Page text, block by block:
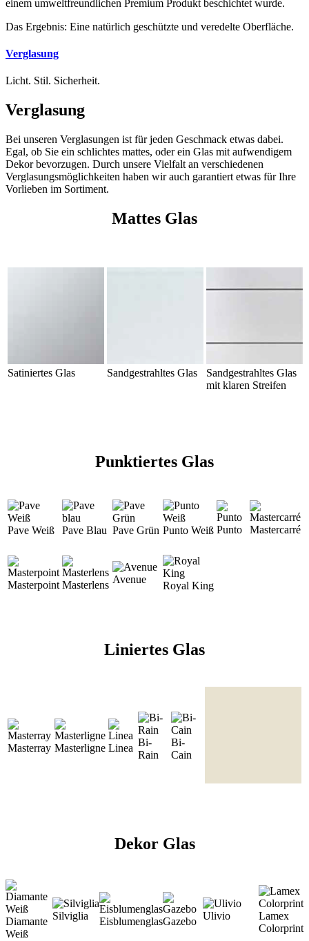
einem umweltfreundlichen Premium Produkt beschichtet wurde.
Das Ergebnis: Eine natürlich geschützte und veredelte Oberfläche.
Verglasung
Licht. Stil. Sicherheit.
Verglasung
Bei unseren Verglasungen ist für jeden Geschmack etwas dabei.
Egal, ob Sie ein schlichtes mattes, oder ein Glas mit aufwendigem
Dekor bevorzugen. Durch unsere Vielfalt an verschiedenen
Verglasungsmöglichkeiten haben wir auch garantiert etwas für Ihre
Vorlieben im Sortiment.
Mattes Glas
Satiniertes Glas Sandgestrahltes Glas
Sandgestrahltes Glas
mit klaren Streifen
Punktiertes Glas
Pave Weiß Pave Blau Pave Grün Punto Weiß Punto Mastercarré
Masterpoint Masterlens Avenue
Royal King
Liniertes Glas
Masterray Masterligne Linea Bi-
Rain
Bi-
Cain
Dekor Glas
Diamante
Weiß
Silviglia EisblumenglasGazebo Ulivio
Lamex
Colorprint